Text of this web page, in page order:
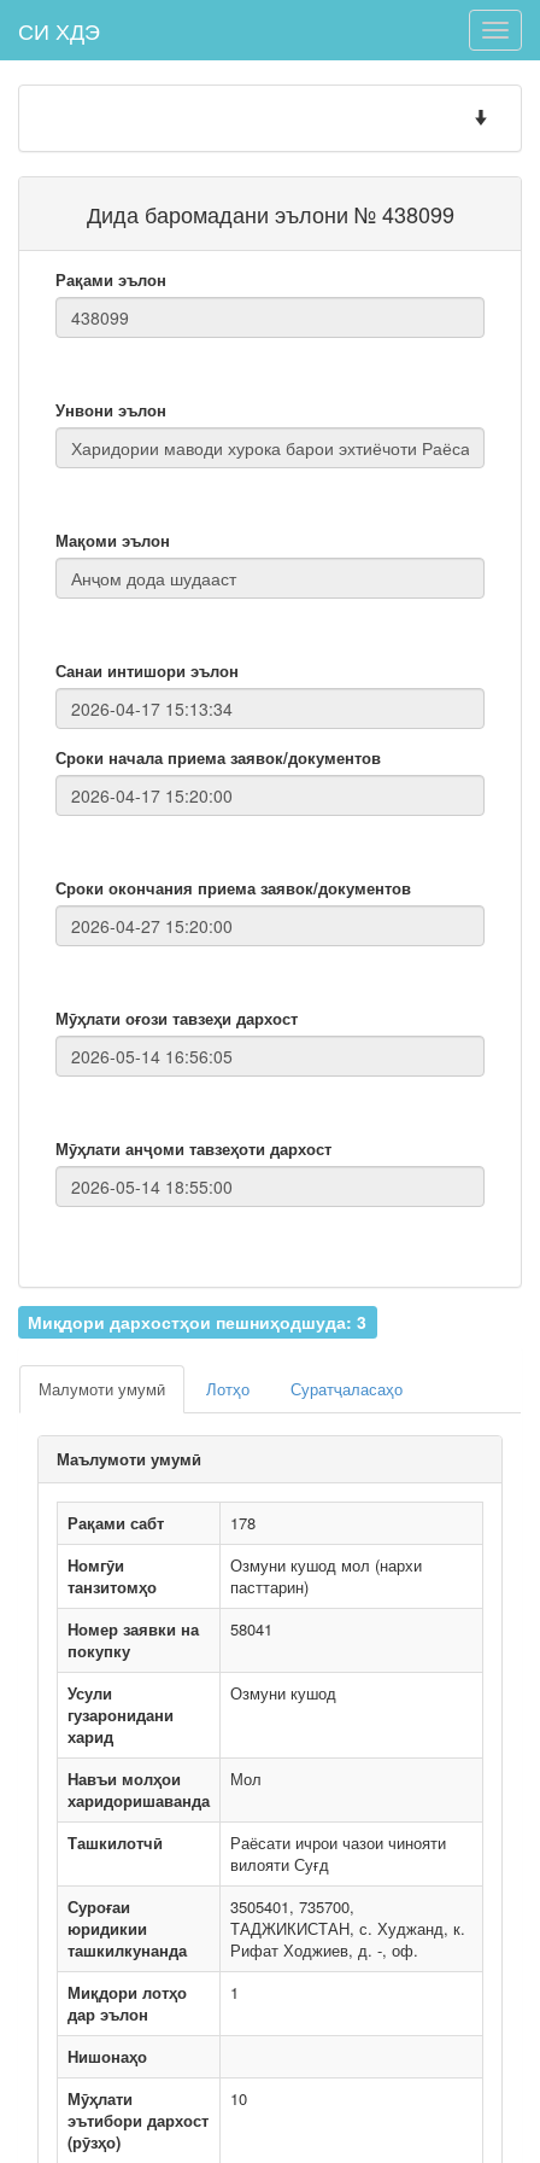
Toggle
СИ ХДЭ
Toggle
Дида баромадани эълони № 438099
Рақами эълон
Унвони эълон
Мақоми эълон
Санаи интишори эълон
Сроки начала приема заявок/документов
Сроки окончания приема заявок/документов
Мӯҳлати оғози тавзеҳи дархост
Мӯҳлати анҷоми тавзеҳоти дархост
Миқдори дархостҳои пешниҳодшуда: 3
Малумоти умумӣ Лотҳо Суратҷаласаҳо
Маълумоти умумӣ
Рақами сабт
178
Номгӯи
танзитомҳо
Озмуни кушод мол (нархи
пасттарин)
Номер заявки на
покупку
58041
Усули
гузаронидани
харид
Озмуни кушод
Навъи молҳои
харидоришаванда
Мол
Ташкилотчӣ
Раёсати ичрои чазои чинояти
вилояти Суғд
Суроғаи
юридикии
ташкилкунанда
3505401, 735700,
ТАДЖИКИСТАН, с. Худжанд, к.
Рифат Ходжиев, д. -, оф.
Миқдори лотҳо
дар эълон
1
Нишонаҳо
Мӯҳлати
эътибори дархост
(рӯзҳо)
10